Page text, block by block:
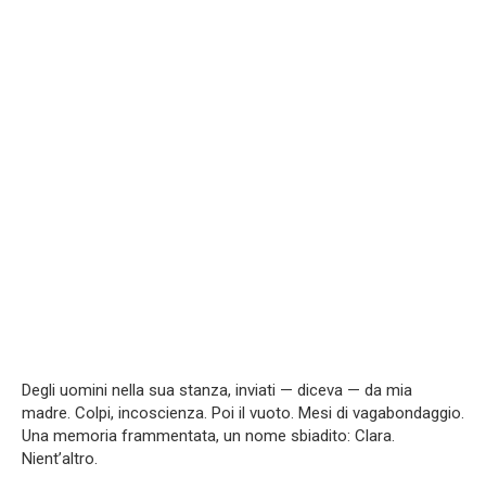
Degli uomini nella sua stanza, inviati — diceva — da mia
madre. Colpi, incoscienza. Poi il vuoto. Mesi di vagabondaggio.
Una memoria frammentata, un nome sbiadito: Clara.
Nient’altro.